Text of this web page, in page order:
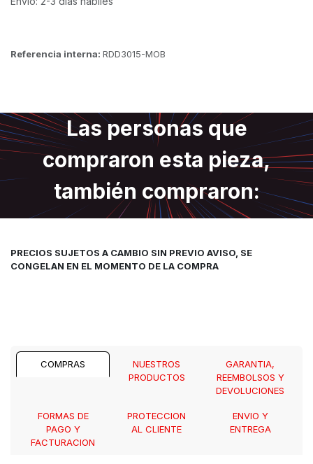
Referencia interna: RDD3015-MOB
Las personas que
compraron esta pieza,
también compraron:
PRECIOS SUJETOS A CAMBIO SIN PREVIO AVISO, SE
CONGELAN EN EL MOMENTO DE LA COMPRA
COMPRAS
NUESTROS
PRODUCTOS
GARANTIA,
REEMBOLSOS Y
DEVOLUCIONES
FORMAS DE
PAGO Y
FACTURACION
PROTECCION
AL CLIENTE
ENVIO Y
ENTREGA